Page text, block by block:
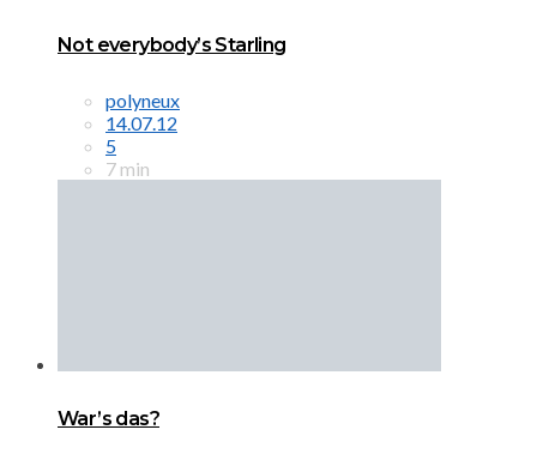
Not everybody’s Starling
polyneux
14.07.12
5
7 min
War’s das?